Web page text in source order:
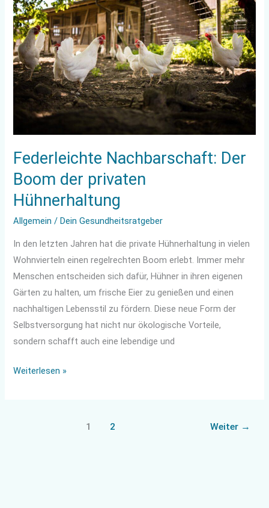
Federleichte Nachbarschaft: Der
Boom der privaten
Hühnerhaltung
Allgemein /Dein Gesundheitsratgeber
In den letzten Jahren hat die private Hühnerhaltung in vielen
Wohnvierteln einen regelrechten Boom erlebt. Immer mehr
Menschen entscheiden sich dafür, Hühner in ihren eigenen
Gärten zu halten, um frische Eier zu genießen und einen
nachhaltigen Lebensstil zu fördern. Diese neue Form der
Selbstversorgung hat nicht nur ökologische Vorteile,
sondern schafft auch eine lebendige und
Nachbarschaft:
Der
Boom
der
privaten
Hühnerhaltung
Weiterlesen »
1 2 Weiter →